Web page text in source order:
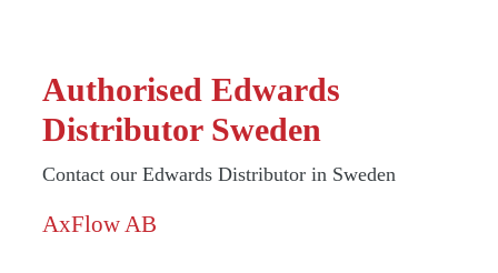
Authorised Edwards
Distributor Sweden
Contact our Edwards Distributor in Sweden
AxFlow AB